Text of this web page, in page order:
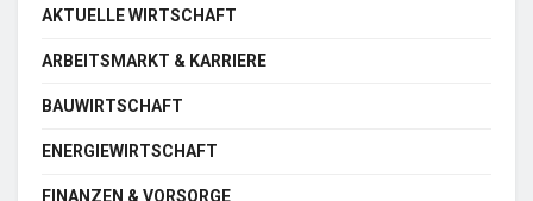
AKTUELLE WIRTSCHAFT
ARBEITSMARKT & KARRIERE
BAUWIRTSCHAFT
ENERGIEWIRTSCHAFT
FINANZEN & VORSORGE